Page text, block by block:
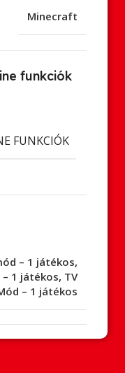
Minecraft
funkciók
FUNKCIÓK
– 1 játékos,
– 1 játékos, TV
– 1 játékos